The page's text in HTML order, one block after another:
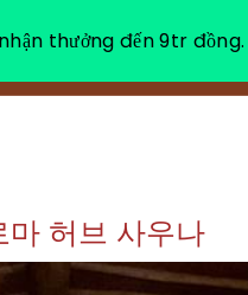
소개
마 허브 사우나
thưởng đến 9tr đồng.